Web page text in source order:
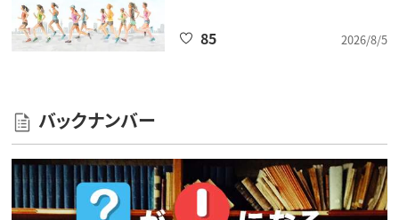
2026/8/5
85
バックナンバー